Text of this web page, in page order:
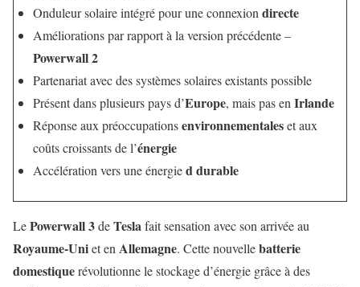
Onduleur solaire intégré pour une connexion directe
Améliorations par rapport à la version précédente –
Powerwall 2
Partenariat avec des systèmes solaires existants possible
Présent dans plusieurs pays d’Europe, mais pas en Irlande
Réponse aux préoccupationsenvironnementaleset aux
coûts croissants de l’énergie
Accélération vers une énergied durable
LePowerwall 3deTeslafait sensation avec son arrivée au
Royaume-Uniet en Allemagne. Cette nouvellebatterie
domestiquerévolutionne le stockage d’énergie grâce à des